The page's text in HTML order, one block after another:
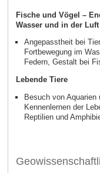
Fische und Vögel –
Wasser und in der Luft
Angepasstheit bei
Fortbewegung im
Federn, Gestalt bei
Lebende Tiere
Besuch von Aquarien
Kennenlernen der
Reptilien und